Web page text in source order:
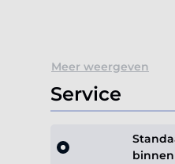
Meer weergeven
Service